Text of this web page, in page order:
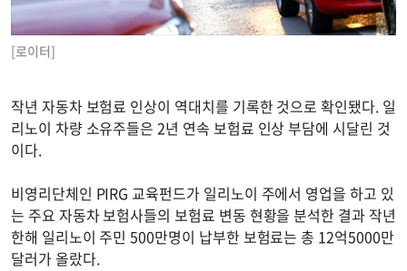
[로이터]
작년 자동차 보험료 인상이 역대치를 기록한 것으로 확인됐다. 일
리노이 차량 소유주들은 2년 연속 보험료 인상 부담에 시달린 것
이다.
비영리단체인 PIRG 교육펀드가 일리노이 주에서 영업을 하고 있
는 주요 자동차 보험사들의 보험료 변동 현황을 분석한 결과 작년
한해 일리노이 주민 500만명이 납부한 보험료는 총 12억5000만
달러가 올랐다.